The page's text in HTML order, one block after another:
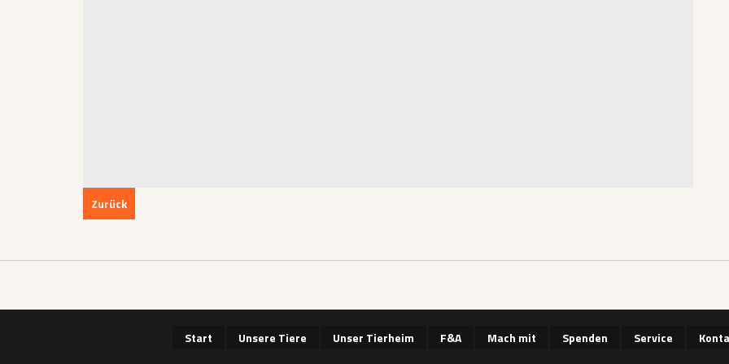
Zurück
Start Unsere Tiere Unser Tierheim F&A Mach mit Spenden Service